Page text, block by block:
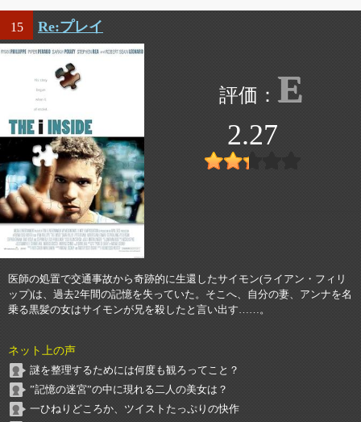
15 Re:プレイ
E
2.27
医師の処置で交通事故から奇跡的に生還したサイモン(ライアン・フィリ
ップ)は、過去2年間の記憶を失っていた。そこへ、自分の妻、アンナを名
乗る黒髪の女はサイモンが兄を殺したと言い出す……。
ネット上の声
謎を整理するためには何度も観ろってこと？
”記憶の迷宮”の中に現れる二人の美女は？
一ひねりどころか、ツイストたっぷりの快作